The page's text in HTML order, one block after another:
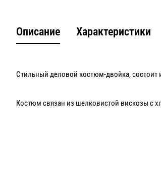
Описание Характеристики
Стильный деловой костюм-двойка, состоит
Костюм связан из шелковистой вискозы с